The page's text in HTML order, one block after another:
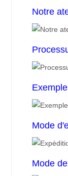
Notre
Mode
Mode